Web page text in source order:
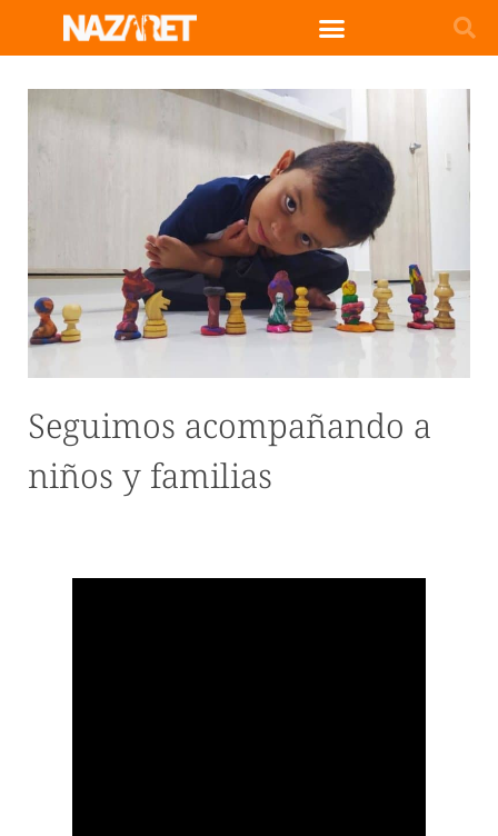
Seguimos acompañando a
niños y familias